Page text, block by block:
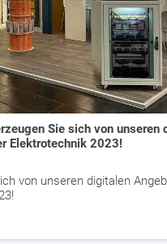
Sie sich von unseren
Elektrotechnik 2023!
von unseren digitalen